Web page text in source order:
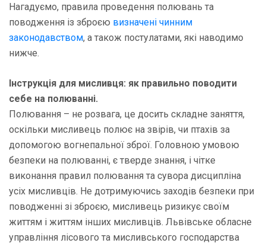
Нагадуємо, правила проведення полювань та
поводження із зброєю визначені чинним
законодавством, а також постулатами, які наводимо
нижче.
Інструкція для мисливця: як правильно поводити
себе на полюванні.
Полювання – не розвага, це досить складне заняття,
оскільки мисливець полює на звірів, чи птахів за
допомогою вогнепальної зброї. Головною умовою
безпеки на полюванні, є тверде знання, і чітке
виконання правил полювання та сувора дисципліна
усіх мисливців. Не дотримуючись заходів безпеки при
поводженні зі зброєю, мисливець ризикує своїм
життям і життям інших мисливців. Львівське обласне
управління лісового та мисливського господарства